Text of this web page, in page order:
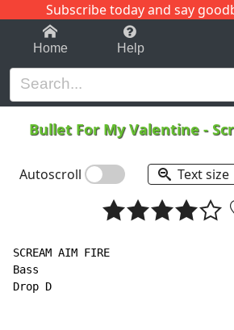
Subscribe today and say
1-9 C
Home Help
Bullet For My Valentine -
Autoscroll Text size
SCREAM AIM FIRE
Bass
Drop D